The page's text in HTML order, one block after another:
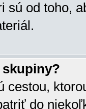
sú od toho,
cestou,
do